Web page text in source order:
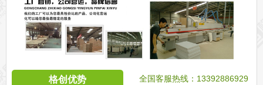
格创优势 全国客服热线：13392886929